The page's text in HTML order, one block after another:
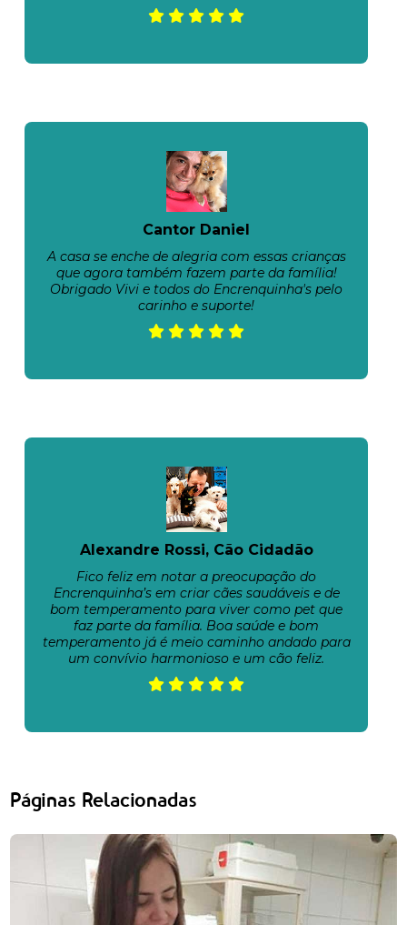
Cantor Daniel
A casa se enche de alegria com essas crianças
que agora também fazem parte da família!
Obrigado Vivi e todos do Encrenquinha's pelo
carinho e suporte!
Alexandre Rossi, Cão Cidadão
Fico feliz em notar a preocupação do
Encrenquinha’s em criar cães saudáveis e de
bom temperamento para viver como pet que
faz parte da família. Boa saúde e bom
temperamento já é meio caminho andado para
um convívio harmonioso e um cão feliz.
Páginas Relacionadas